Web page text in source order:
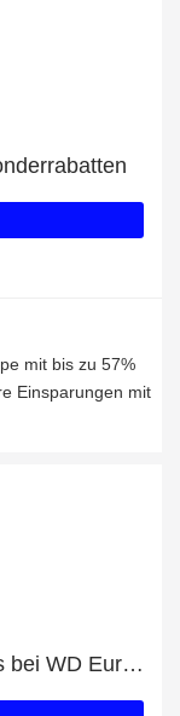
mit bis zu 57%
Einsparungen mit
Die neuesten Angebote und Deals bei WD Europe